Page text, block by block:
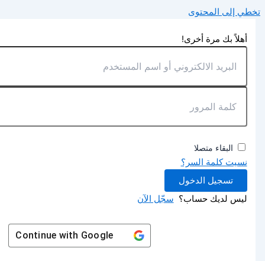
تخطي إلى المحتوى
أهلاً بك مرة أخرى!
البقاء متصلا
نسيت كلمة السر؟
تسجيل الدخول
ليس لديك حساب؟ سجّل الآن
Continue withGoogle